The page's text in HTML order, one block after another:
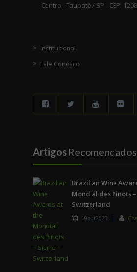
Centro - Taubaté / SP - CEP:
Institucional
Fale Conosco
Artigos Recomendados
Brazilian Wine
Mondial des Pinots
Switzerland
19out2023